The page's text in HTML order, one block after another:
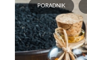
PORADNIK